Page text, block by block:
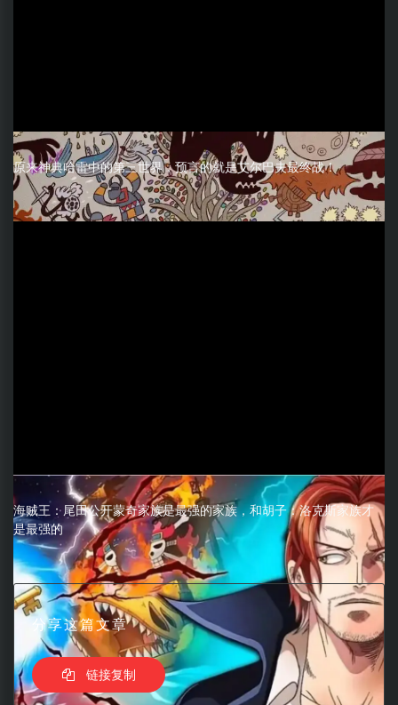
原来神典哈雷中的第三世界，预言的就是艾尔巴夫最终战！
海贼王：尾田公开蒙奇家族是最强的家族，和胡子：洛克斯家族才
是最强的
分享这篇文章
链接复制